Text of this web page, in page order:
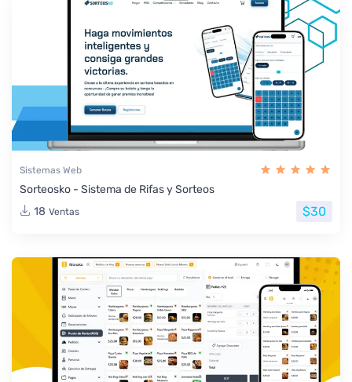
Sistemas Web
Sorteosko - Sistema de Rifas y Sorteos
18 Ventas $30